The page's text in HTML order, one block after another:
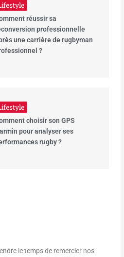
réussir sa
professionnelle
une carrière de rugbyman
?
choisir son GPS
pour analyser ses
rugby ?
le temps de remercier nos